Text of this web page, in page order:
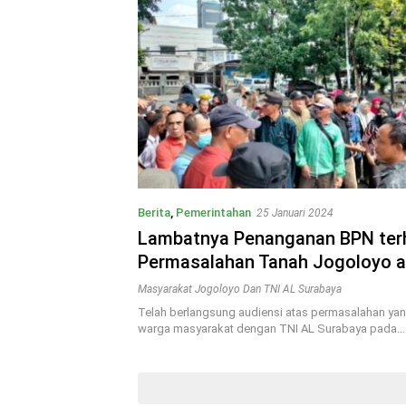
Berita, Pemerintahan 25 Januari 2024
Lambatnya Penanganan BPN
Permasalahan Tanah Jogoloyo
Masyarakat dengan TNI AL
Masyarakat Jogoloyo Dan TNI AL Surabaya
Telah berlangsung audiensi atas permasalahan
warga masyarakat dengan TNI AL Surabaya pada…